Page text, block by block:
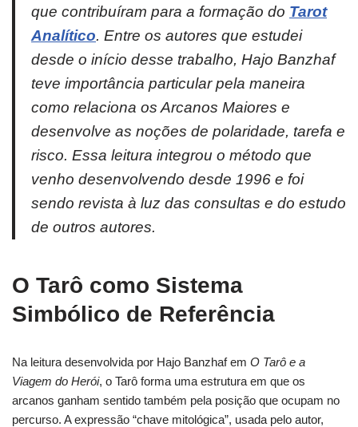
que contribuíram para a formação do Tarot
Analítico. Entre os autores que estudei
desde o início desse trabalho, Hajo Banzhaf
teve importância particular pela maneira
como relaciona os Arcanos Maiores e
desenvolve as noções de polaridade, tarefa e
risco. Essa leitura integrou o método que
venho desenvolvendo desde 1996 e foi
sendo revista à luz das consultas e do estudo
de outros autores.
O Tarô como Sistema
Simbólico de Referência
Na leitura desenvolvida por Hajo Banzhaf em O Tarô e a
Viagem do Herói, o Tarô forma uma estrutura em que os
arcanos ganham sentido também pela posição que ocupam no
percurso. A expressão “chave mitológica”, usada pelo autor,